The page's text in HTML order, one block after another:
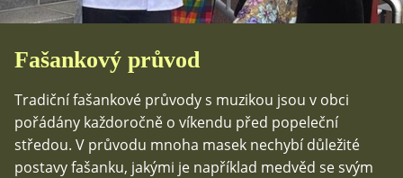
Fašankový průvod
Tradiční fašankové průvody s muzikou jsou v obci
pořádány každoročně o víkendu před popeleční
středou. V průvodu mnoha masek nechybí důležité
postavy fašanku, jakými je například medvěd se svým